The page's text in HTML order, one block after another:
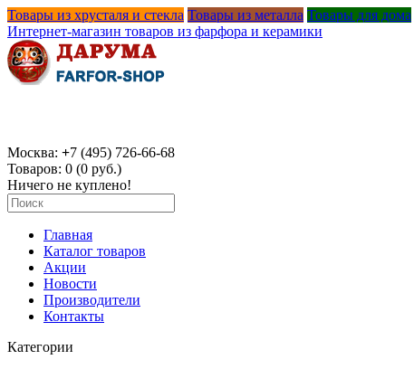
Товары из хрусталя и стекла Товары из металла Товары для дома
Интернет-магазин товаров из фарфора и керамики
Москва: +7 (495) 726-66-68
Товаров: 0 (0 руб.)
Ничего не куплено!
Главная
Каталог товаров
Акции
Новости
Производители
Контакты
Категории